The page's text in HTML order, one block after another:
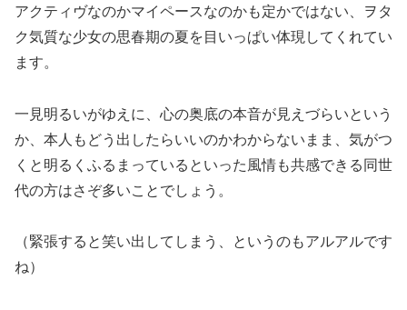
アクティヴなのかマイペースなのかも定かではない、ヲタ
ク気質な少女の思春期の夏を目いっぱい体現してくれてい
ます。
一見明るいがゆえに、心の奥底の本音が見えづらいという
か、本人もどう出したらいいのかわからないまま、気がつ
くと明るくふるまっているといった風情も共感できる同世
代の方はさぞ多いことでしょう。
（緊張すると笑い出してしまう、というのもアルアルです
ね）